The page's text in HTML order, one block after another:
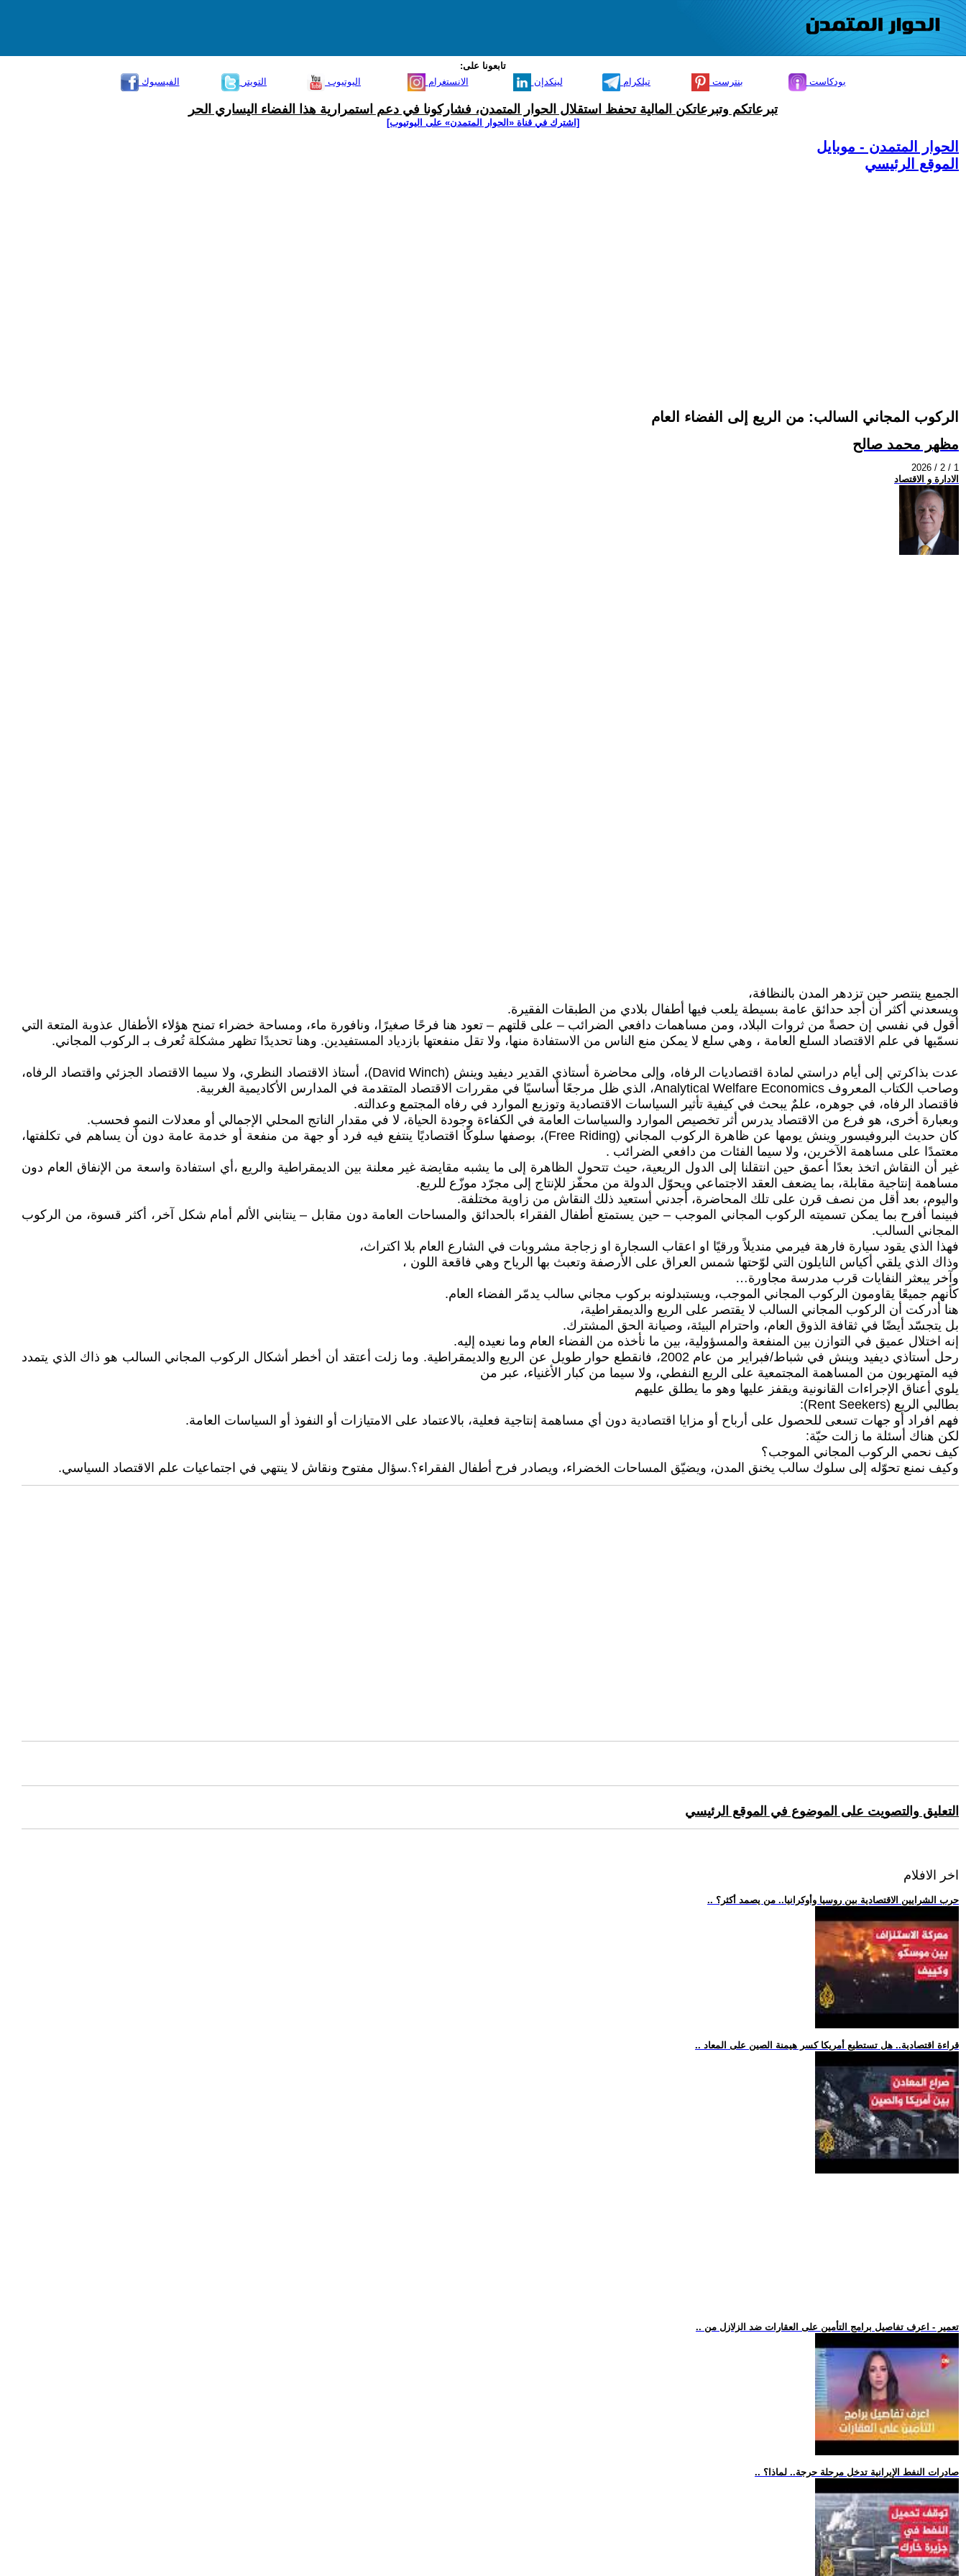
تابعونا على:
الفيسبوك
التويتر اليوتيوب الانستغرام لينكدإن تيلكرام بنترست بودكاست
تبرعاتكم وتبرعاتكن المالية تحفظ استقلال الحوار المتمدن، فشاركونا في دعم استمرارية هذا الفضاء اليساري الحر
[اشترك في قناة ‫«الحوار المتمدن» على اليوتيوب]
الحوار المتمدن - موبايل
الموقع الرئيسي
الركوب المجاني السالب: من الريع إلى الفضاء العام
مظهر محمد صالح
2026 / 2 / 1
الادارة و الاقتصاد
الجميع ينتصر حين تزدهر المدن بالنظافة،
ويسعدني أكثر أن أجد حدائق عامة بسيطة يلعب فيها أطفال بلادي من الطبقات الفقيرة.
أقول في نفسي إن حصةً من ثروات البلاد، ومن مساهمات دافعي الضرائب – على قلتهم – تعود هنا فرحًا صغيرًا، ونافورة ماء، ومساحة خضراء تمنح هؤلاء الأطفال عذوبة المتعة التي
نسمّيها في علم الاقتصاد السلع العامة ، وهي سلع لا يمكن منع الناس من الاستفادة منها، ولا تقل منفعتها بازدياد المستفيدين. وهنا تحديدًا تظهر مشكلة تُعرف بـ الركوب المجاني.
عدت بذاكرتي إلى أيام دراستي لمادة اقتصاديات الرفاه، وإلى محاضرة أستاذي القدير ديفيد وينش (David Winch)، أستاذ الاقتصاد النظري، ولا سيما الاقتصاد الجزئي واقتصاد الرفاه،
وصاحب الكتاب المعروف Analytical Welfare Economics، الذي ظل مرجعًا أساسيًا في مقررات الاقتصاد المتقدمة في المدارس الأكاديمية الغربية.
فاقتصاد الرفاه، في جوهره، علمٌ يبحث في كيفية تأثير السياسات الاقتصادية وتوزيع الموارد في رفاه المجتمع وعدالته.
وبعبارة أخرى، هو فرع من الاقتصاد يدرس أثر تخصيص الموارد والسياسات العامة في الكفاءة وجودة الحياة، لا في مقدار الناتج المحلي الإجمالي أو معدلات النمو فحسب.
كان حديث البروفيسور وينش يومها عن ظاهرة الركوب المجاني (Free Riding)، بوصفها سلوكًا اقتصاديًا ينتفع فيه فرد أو جهة من منفعة أو خدمة عامة دون أن يساهم في تكلفتها،
معتمدًا على مساهمة الآخرين، ولا سيما الفئات من دافعي الضرائب .
غير أن النقاش اتخذ بعدًا أعمق حين انتقلنا إلى الدول الريعية، حيث تتحول الظاهرة إلى ما يشبه مقايضة غير معلنة بين الديمقراطية والريع ،أي استفادة واسعة من الإنفاق العام دون
مساهمة إنتاجية مقابلة، بما يضعف العقد الاجتماعي ويحوّل الدولة من محفّز للإنتاج إلى مجرّد موزّع للريع.
واليوم، بعد أقل من نصف قرن على تلك المحاضرة، أجدني أستعيد ذلك النقاش من زاوية مختلفة.
فبينما أفرح بما يمكن تسميته الركوب المجاني الموجب – حين يستمتع أطفال الفقراء بالحدائق والمساحات العامة دون مقابل – ينتابني الألم أمام شكل آخر، أكثر قسوة، من الركوب
المجاني السالب.
فهذا الذي يقود سيارة فارهة فيرمي منديلاً ورقيًا او اعقاب السجارة او زجاجة مشروبات في الشارع العام بلا اكتراث،
وذاك الذي يلقي أكياس النايلون التي لوّحتها شمس العراق على الأرصفة وتعبث بها الرياح وهي فاقعة اللون ،
وآخر يبعثر النفايات قرب مدرسة مجاورة…
كأنهم جميعًا يقاومون الركوب المجاني الموجب، ويستبدلونه بركوب مجاني سالب يدمّر الفضاء العام.
هنا أدركت أن الركوب المجاني السالب لا يقتصر على الريع والديمقراطية،
بل يتجسّد أيضًا في ثقافة الذوق العام، واحترام البيئة، وصيانة الحق المشترك.
إنه اختلال عميق في التوازن بين المنفعة والمسؤولية، بين ما نأخذه من الفضاء العام وما نعيده إليه.
رحل أستاذي ديفيد وينش في شباط/فبراير من عام 2002، فانقطع حوار طويل عن الريع والديمقراطية. وما زلت أعتقد أن أخطر أشكال الركوب المجاني السالب هو ذاك الذي يتمدد
فيه المتهربون من المساهمة المجتمعية على الريع النفطي، ولا سيما من كبار الأغنياء، عبر من
يلوي أعناق الإجراءات القانونية ويقفز عليها وهو ما يطلق عليهم
بطالبي الريع (Rent Seekers):
فهم افراد أو جهات تسعى للحصول على أرباح أو مزايا اقتصادية دون أي مساهمة إنتاجية فعلية، بالاعتماد على الامتيازات أو النفوذ أو السياسات العامة.
لكن هناك أسئلة ما زالت حيّة:
كيف نحمي الركوب المجاني الموجب؟
وكيف نمنع تحوّله إلى سلوك سالب يخنق المدن، ويضيّق المساحات الخضراء، ويصادر فرح أطفال الفقراء؟.سؤال مفتوح ونقاش لا ينتهي في اجتماعيات علم الاقتصاد السياسي.
التعليق والتصويت على الموضوع في الموقع الرئيسي
اخر الافلام
.. حرب الشرايين الاقتصادية بين روسيا وأوكرانيا.. من يصمد أكثر؟
.. قراءة اقتصادية.. هل تستطيع أمريكا كسر هيمنة الصين على المعاد
.. تعمير - اعرف تفاصيل برامج التأمين على العقارات ضد الزلازل من
.. صادرات النفط الإيرانية تدخل مرحلة حرجة.. لماذا؟